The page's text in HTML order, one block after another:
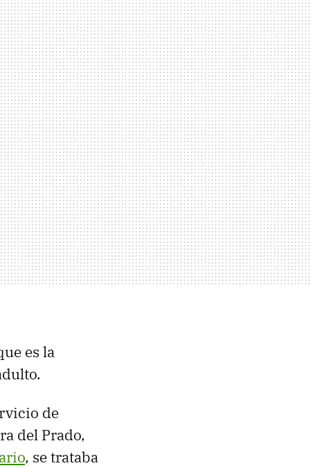
es la
de
del Prado,
, se trataba